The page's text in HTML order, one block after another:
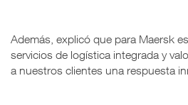
Además, explicó que para Maersk
servicios de logística integrada y
a nuestros clientes una respuesta